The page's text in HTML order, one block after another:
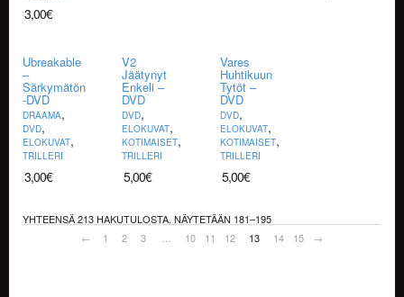
3,00€
Ubreakable
–
Särkymätön
-DVD
DRAAMA,
DVD,
ELOKUVAT,
TRILLERI
3,00€
V2
Jäätynyt
Enkeli –
DVD
DVD,
ELOKUVAT,
KOTIMAISET,
TRILLERI
5,00€
Vares
Huhtikuun
Tytöt –
DVD
DVD,
ELOKUVAT,
KOTIMAISET,
TRILLERI
5,00€
YHTEENSÄ 213 HAKUTULOSTA. NÄYTETÄÄN 181–195
←
1 2 3 10 11 12 13 14 15 →